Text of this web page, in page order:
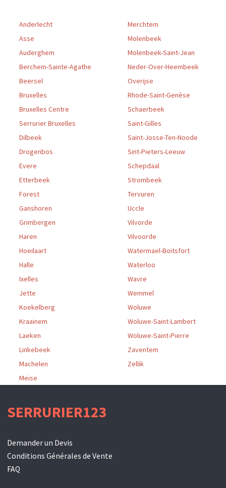
Anderlecht
Asse
Auderghem
Berchem-Sainte-Agathe
Beersel
Bruxelles
Bruxelles Centre
Serrurier Bruxelles
Dilbeek
Drogenbos
Evere
Etterbeek
Forest
Ganshoren
Grimbergen
Haren
Hoeilaart
Halle
Ixelles
Jette
Koekelberg
Kraainem
Laeken
Linkebeek
Machelen
Meise
Merchtem
Molenbeek
Molenbeek-Saint-Jean
Neder-Over-Heembeek
Overijse
Rhode-Saint-Genèse
Schaerbeek
Saint-Gilles
Saint-Josse-Ten-Noode
Sint-Pieters-Leeuw
Schepdaal
Strombeek
Tervuren
Uccle
Vilvorde
Vilvoorde
Watermael-Boitsfort
Waterloo
Wavre
Wemmel
Woluwe
Woluwe-Saint-Lambert
Woluwe-Saint-Pierre
Zaventem
Zellik
SERRURIER123
Demander un Devis
Conditions Générales de Vente
FAQ